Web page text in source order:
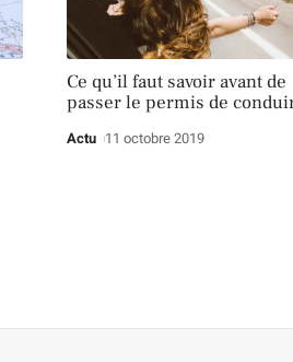
Ce qu’il faut savoir avant de
passer le permis de
Actu 11 octobre 2019